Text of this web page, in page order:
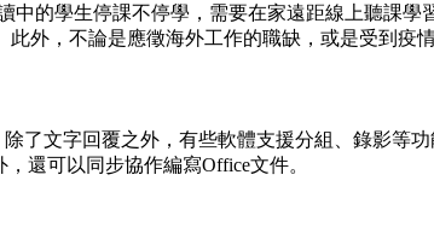
中的學生停課不停學，需要在家遠距線上聽課學
外，不論是應徵海外工作的職缺，或是受到疫
了文字回覆之外，有些軟體支援分組、錄影等功
還可以同步協作編寫Office文件。